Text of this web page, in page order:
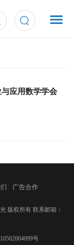
应用数学学会
广告合作
版权所有 联系邮箱：
号